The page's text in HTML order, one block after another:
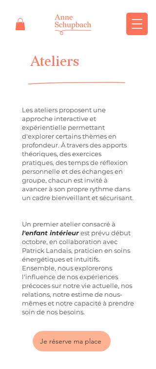
Ateliers
Les ateliers proposent une
approche interactive et
expérientielle permettant
d'explorer certains thèmes en
profondeur. À travers des apports
théoriques, des exercices
pratiques, des temps de réflexion
personnelle et des échanges en
groupe, chacun est invité à
avancer à son propre rythme dans
un cadre bienveillant et sécurisant.
Un premier atelier consacré à
l'enfant intérieurest prévu début
octobre, en collaboration avec
Patrick Landais, praticien en soins
énergétiques et intuitifs.
Ensemble, nous explorerons
l'influence de nos expériences
précoces sur notre vie actuelle, nos
relations, notre estime de nous-
mêmes et notre capacité à prendre
soin de nos besoins.
Je réserve ma place